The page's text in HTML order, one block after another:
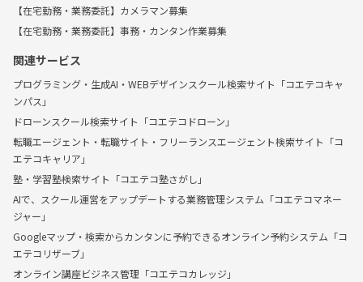
【在宅勤務・業務委託】カメラマン募集
【在宅勤務・業務委託】事務・カンタン作業募集
関連サービス
プログラミング・生成AI・WEBデザインスクール検索サイト「コエテコキャ
ンパス」
ドローンスクール検索サイト「コエテコドローン」
転職エージェント・転職サイト・フリーランスエージェント検索サイト「コ
エテコキャリア」
塾・学習塾検索サイト「コエテコ塾さがし」
AIで、スクール運営をアップデートする業務管理システム「コエテコマネー
ジャー」
Googleマップ・検索からカンタンに予約できるオンライン予約システム「コ
エテコリザーブ」
オンライン講座ビジネス管理「コエテコカレッジ」